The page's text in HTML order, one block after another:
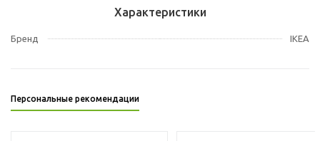
Характеристики
Бренд IKEA
Персональные рекомендации